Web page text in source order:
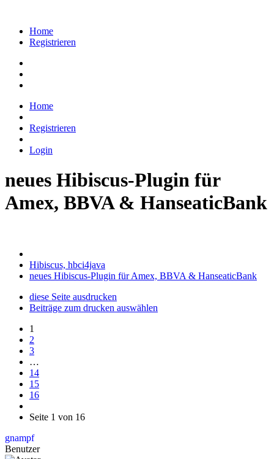
Home
Registrieren
Home
Registrieren
Login
neues Hibiscus-Plugin für
Amex, BBVA & HanseaticBank
Hibiscus, hbci4java
neues Hibiscus-Plugin für Amex, BBVA & HanseaticBank
diese Seite ausdrucken
Beiträge zum drucken auswählen
1
2
3
…
14
15
16
Seite 1 von 16
gnampf
Benutzer